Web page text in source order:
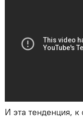
И эта тенденция,